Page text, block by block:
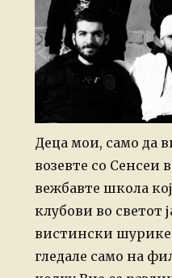
Деца мои, само да
возевте со Сенсеи
вежбавте школа
клубови во светот
вистински
гледале само на